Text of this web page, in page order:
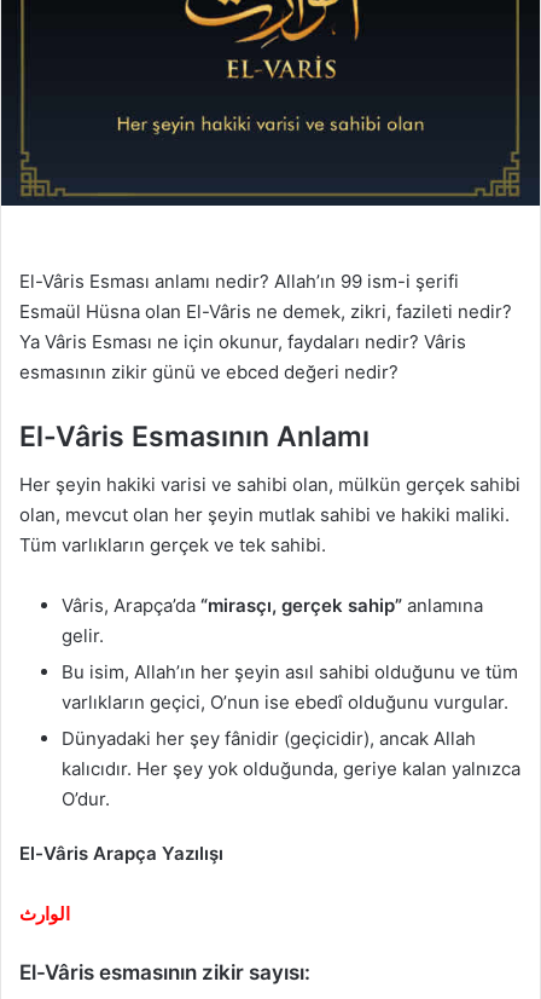
El-Vâris Esması anlamı nedir? Allah’ın 99 ism-i şerifi
Esmaül Hüsna olan El-Vâris ne demek, zikri, fazileti nedir?
Ya Vâris Esması ne için okunur, faydaları nedir? Vâris
esmasının zikir günü ve ebced değeri nedir?
El-Vâris Esmasının Anlamı
Her şeyin hakiki varisi ve sahibi olan, mülkün gerçek sahibi
olan, mevcut olan her şeyin mutlak sahibi ve hakiki maliki.
Tüm varlıkların gerçek ve tek sahibi.
Vâris, Arapça’da “mirasçı, gerçek sahip” anlamına
gelir.
Bu isim, Allah’ın her şeyin asıl sahibi olduğunu ve tüm
varlıkların geçici, O’nun ise ebedî olduğunu vurgular.
Dünyadaki her şey fânidir (geçicidir), ancak Allah
kalıcıdır. Her şey yok olduğunda, geriye kalan yalnızca
O’dur.
El-Vâris Arapça Yazılışı
El-Vâris esmasının zikir sayısı: